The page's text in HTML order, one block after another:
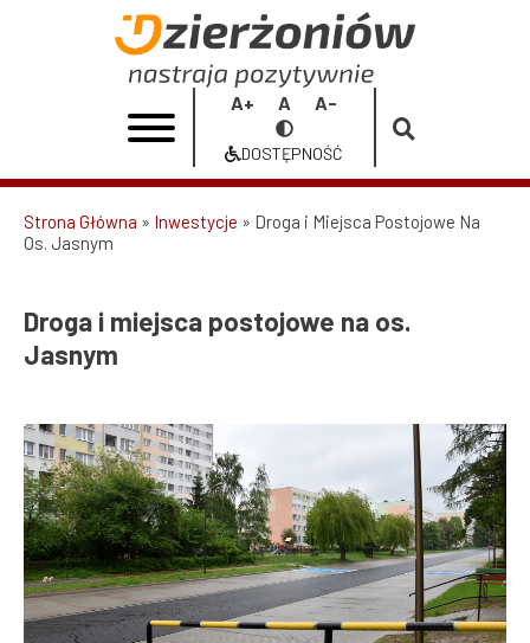
postojowe
na
Jasnym
Miasta
Dzierżoniów
Increase
font
Reset
font
size
Decrease
font
Przełącz
na
Dostępność
DOSTĘPNOŚĆ
Ścieżka
Strona Główna Inwestycje
Droga i Miejsca Postojowe Na
Os. Jasnym
Droga i miejsca postojowe na os.
Jasnym